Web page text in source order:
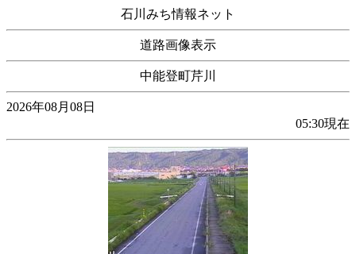
石川みち情報ネット
道路画像表示
中能登町芹川
2026年08月08日
05:30現在